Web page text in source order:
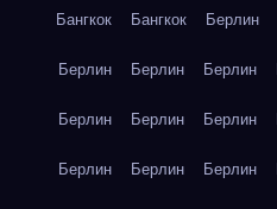
Бангкок Бангкок Берлин
Берлин Берлин Берлин
Берлин Берлин Берлин
Берлин Берлин Берлин